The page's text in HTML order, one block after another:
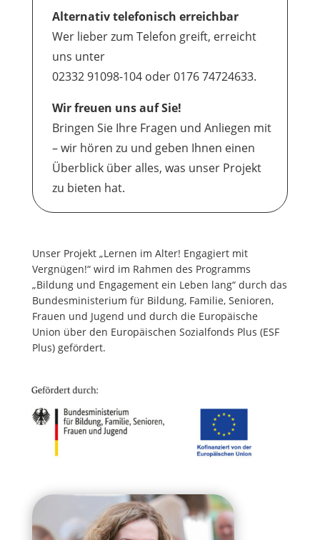
Alternativ telefonisch erreichbar
Wer lieber zum Telefon greift, erreicht
uns unter
02332 91098-104 oder 0176 74724633.
Wir freuen uns auf Sie!
Bringen Sie Ihre Fragen und Anliegen mit
– wir hören zu und geben Ihnen einen
Überblick über alles, was unser Projekt
zu bieten hat.
Unser Projekt „Lernen im Alter! Engagiert mit
Vergnügen!“ wird im Rahmen des Programms
„Bildung und Engagement ein Leben lang“ durch das
Bundesministerium für Bildung, Familie, Senioren,
Frauen und Jugend und durch die Europäische
Union über den Europäischen Sozialfonds Plus (ESF
Plus) gefördert.